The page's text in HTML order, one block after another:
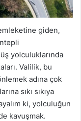
giden,
yolculuklarında
Valilik, bu
adına çok
sıkı sıkıya
ki, yolculuğun
kavuşmak.